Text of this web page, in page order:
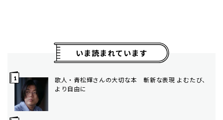
いま読まれています
歌人・青松輝さんの大切な本 斬新な表現 よむたび、
より自由に